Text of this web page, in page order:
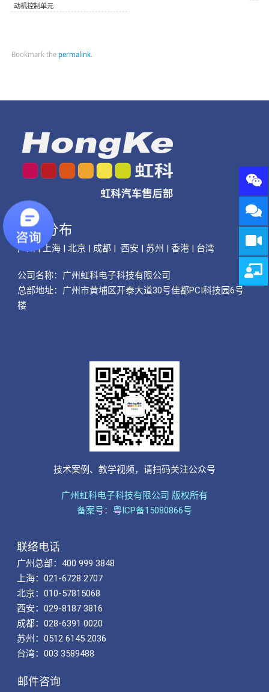
动机控制单元
Bookmark the permalink.
公司分布
广州 | 上海 | 北京 | 成都 | 西安 | 苏州 | 香港 | 台湾
公司名称： 广州虹科电子科技有限公司
总部地址：广州市黄埔区开泰大道30号佳都PCI科技园6号
楼
技术案例、教学视频，请扫码关注公众号
广州虹科电子科技有限公司 版权所有
备案号：粤ICP备15080866号
联络电话
广州总部：400 999 3848
上海：021-6728 2707
北京：010-57815068
西安：029-8187 3816
成都：028-6391 0020
苏州：0512 6145 2036
台湾：003 3589488
邮件咨询